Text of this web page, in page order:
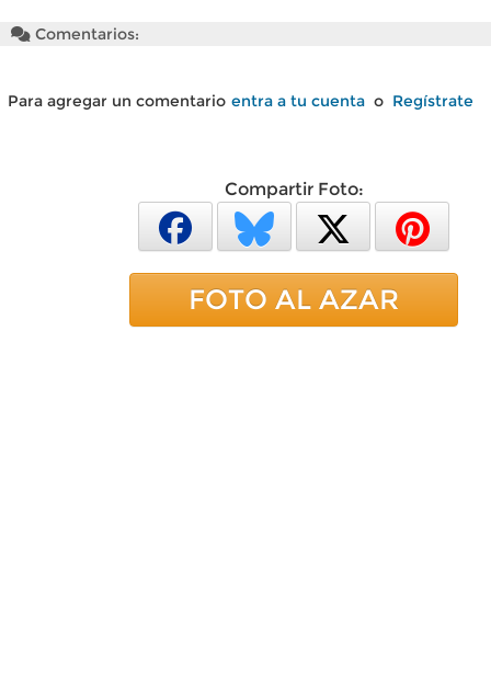
Comentarios:
Para agregar un comentario entra a tu cuenta o Regístrate
Compartir Foto:
FOTO AL AZAR